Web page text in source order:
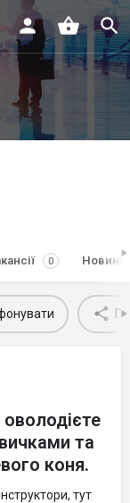
0 Новини
та
коня.
тут